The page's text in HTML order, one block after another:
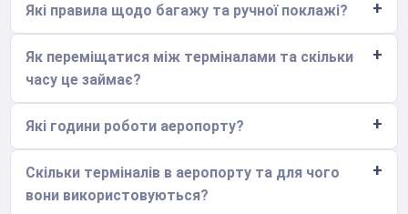
Які правила щодо багажу та ручної поклажі?
Як переміщатися між терміналами та скільки
часу це займає?
Які години роботи аеропорту?
Скільки терміналів в аеропорту та для чого
вони використовуються?